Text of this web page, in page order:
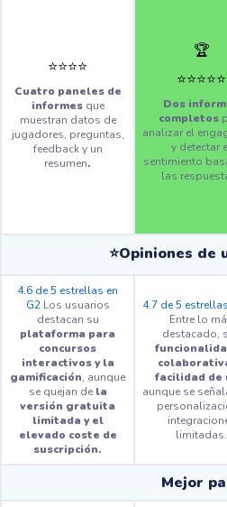
⭐️⭐️⭐️⭐️
Cuatro paneles de
informesque
muestran datos de
jugadores, preguntas,
feedback y un
resumen.
🏆
⭐️⭐️⭐️⭐️⭐️
Dos
completos
analizar el
y detectar
sentimiento
las
⭐Opiniones de
4.6 de 5 estrellas en
G2Los usuarios
destacan su
plataforma para
concursos
interactivos y la
gamificación, aunque
se quejan de la
versión gratuita
limitada y el
elevado coste de
suscripción.
4.7 de 5
Entre lo
destacado,
facilidad de
aunque se
limitadas.
Mejor